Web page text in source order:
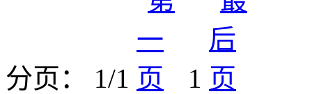
分页： 1/1 1